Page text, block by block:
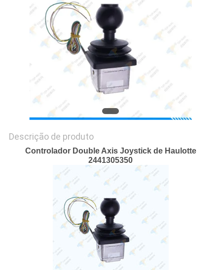
PRIVACY
POLICY
Descrição de produto
Controlador Double Axis Joystick de Haulotte
2441305350